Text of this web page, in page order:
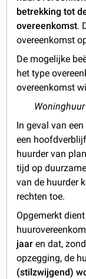
betrekking tot
overeenkomst.
overeenkomst
De mogelijke
het type
overeenkomst
In geval van
een
huurder van
tijd op
van de huurder
rechten toe.
Opgemerkt
jaar en dat,
opzegging, de
(stilzwijgend)